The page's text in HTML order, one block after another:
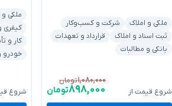
ملکی و املاک
شرکت و کسب‌وکار
ثبت اسناد و املاک
قرارداد و تعهدات
بانکی و مطالبات
شروع قیمت از
۱,۰۸۰,۰۰۰تومان
۸۹۸,۰۰۰تومان
ملکی و
کیفری
کار و
خودرو
شروع